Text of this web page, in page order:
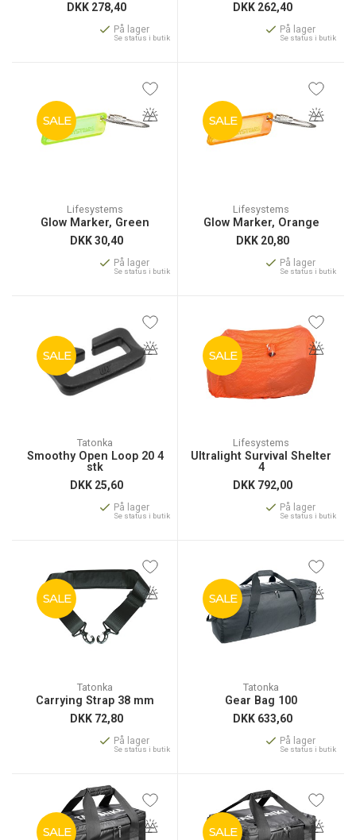
DKK 278,40
På lager
Se status i butik
DKK 262,40
På lager
Se status i butik
SALE
Lifesystems
Glow Marker, Green
DKK30,40
På lager
Se status i butik
SALE
Lifesystems
Glow Marker, Orange
DKK 20,80
På lager
Se status i butik
SALE
Tatonka
Smoothy Open Loop 20 4
stk
DKK 25,60
På lager
Se status i butik
SALE
Lifesystems
Ultralight Survival Shelter
4
DKK 792,00
På lager
Se status i butik
SALE
Tatonka
Carrying Strap 38 mm
DKK 72,80
På lager
Se status i butik
SALE
Tatonka
Gear Bag 100
DKK 633,60
På lager
Se status i butik
SALE SALE